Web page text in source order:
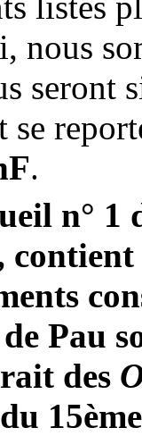
nous
seront
se
.
n° 1
Pau
des